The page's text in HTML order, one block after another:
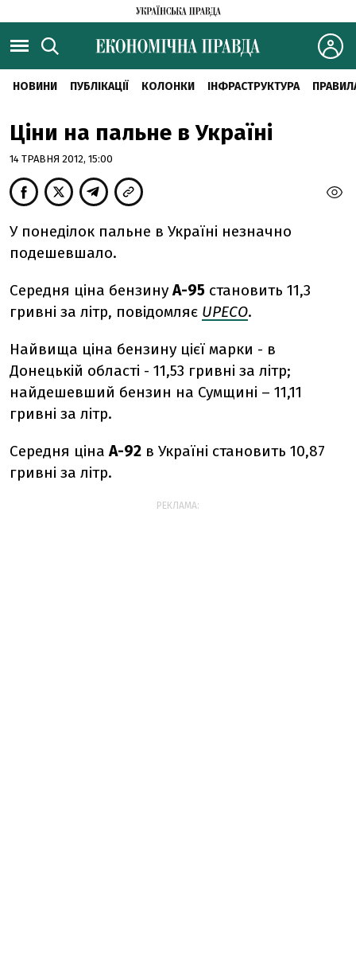
НОВИНИ ПУБЛІКАЦІЇ КОЛОНКИ ІНФРАСТРУКТУРА
Ціни на пальне в Україні
14 ТРАВНЯ 2012, 15:00
У понеділок пальне в Україні незначно
подешевшало.
Середня ціна бензинуА-95 становить 11,3
гривні за літр, повідомляє UPECO.
Найвища ціна бензину цієї марки - в
Донецькій області - 11,53 гривні за літр;
найдешевший бензин на Сумщині – 11,11
гривні за літр.
Середня цінаА-92 в Україні становить 10,87
гривні за літр.
РЕКЛАМА: